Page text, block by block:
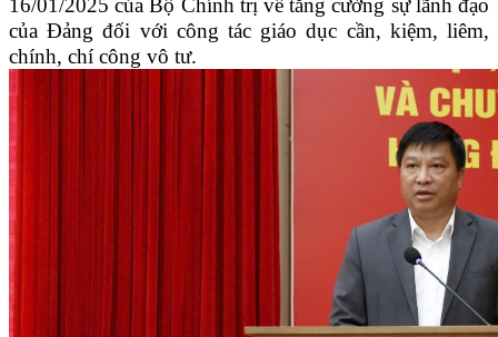
16/01/2025 của Bộ Chính trị về tăng cường sự lãnh đạo
của Đảng đối với công tác giáo dục cần, kiệm, liêm,
chính, chí công vô tư.